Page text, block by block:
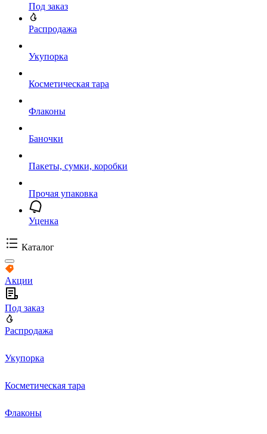
Под заказ
Распродажа
Укупорка
Косметическая тара
Флаконы
Баночки
Пакеты, сумки, коробки
Прочая упаковка
Уценка
Каталог
Акции
Под заказ
Распродажа
Укупорка
Косметическая тара
Флаконы